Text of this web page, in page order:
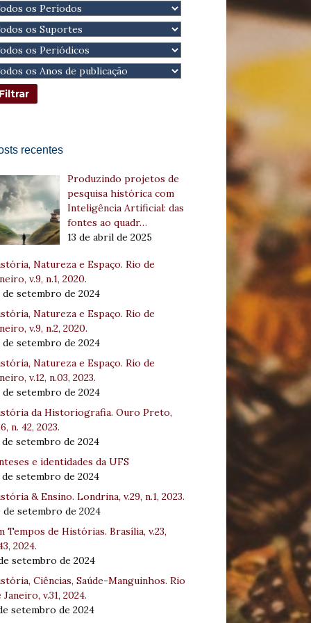
recentes
Produzindo projetos de
pesquisa histórica com
Inteligência Artificial: das
fontes ao quadr…
13 de abril de 2025
Natureza e Espaço. Rio de
v.9, n.1, 2020.
de setembro de 2024
Natureza e Espaço. Rio de
v.9, n.2, 2020.
de setembro de 2024
Natureza e Espaço. Rio de
v.12, n.03, 2023.
de setembro de 2024
da Historiografia. Ouro Preto,
n. 42, 2023.
de setembro de 2024
e identidades da UFS
de setembro de 2024
& Ensino. Londrina, v.29, n.1, 2023.
de setembro de 2024
Tempos de Histórias. Brasília, v.23,
2024.
setembro de 2024
Ciências, Saúde-Manguinhos. Rio
Janeiro, v.31, 2024.
setembro de 2024